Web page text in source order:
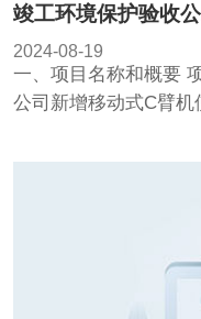
竣工环境保护验收
2024-08-19
一、项目名称和概要
公司新增移动式C臂
项目 建设单位：成都